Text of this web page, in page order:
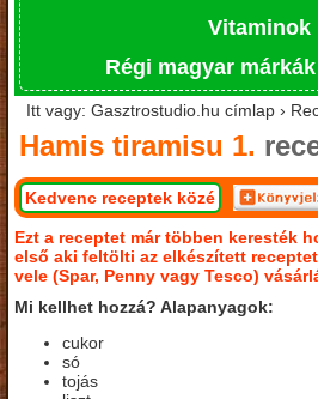
Vitaminok
Régi magyar
Itt vagy: Gasztrostudio.hu címlap ›
Hamis tiramisu 1.
Kedvenc receptek közé
Ezt a receptet már többen keresték
első aki feltölti az elkészített
vele (Spar, Penny vagy Tesco)
Mi kellhet hozzá? Alapanyagok:
cukor
só
tojás